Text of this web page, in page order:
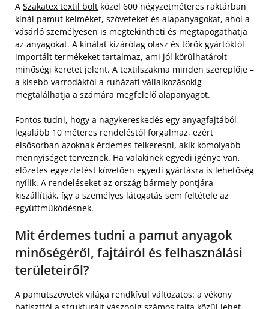
A Szakatex textil bolt közel 600 négyzetméteres raktárban
kínál pamut kelméket, szöveteket és alapanyagokat, ahol a
vásárló személyesen is megtekintheti és megtapogathatja
az anyagokat. A kínálat kizárólag olasz és török gyártóktól
importált termékeket tartalmaz, ami jól körülhatárolt
minőségi keretet jelent. A textilszakma minden szereplője –
a kisebb varrodáktól a ruházati vállalkozásokig –
megtalálhatja a számára megfelelő alapanyagot.
Fontos tudni, hogy a nagykereskedés egy anyagfajtából
legalább 10 méteres rendeléstől forgalmaz, ezért
elsősorban azoknak érdemes felkeresni, akik komolyabb
mennyiséget terveznek. Ha valakinek egyedi igénye van,
előzetes egyeztetést követően egyedi gyártásra is lehetőség
nyílik. A rendeléseket az ország bármely pontjára
kiszállítják, így a személyes látogatás sem feltétele az
együttműködésnek.
Mit érdemes tudni a pamut anyagok
minőségéről, fajtáiról és felhasználási
területeiről?
A pamutszövetek világa rendkívül változatos: a vékony